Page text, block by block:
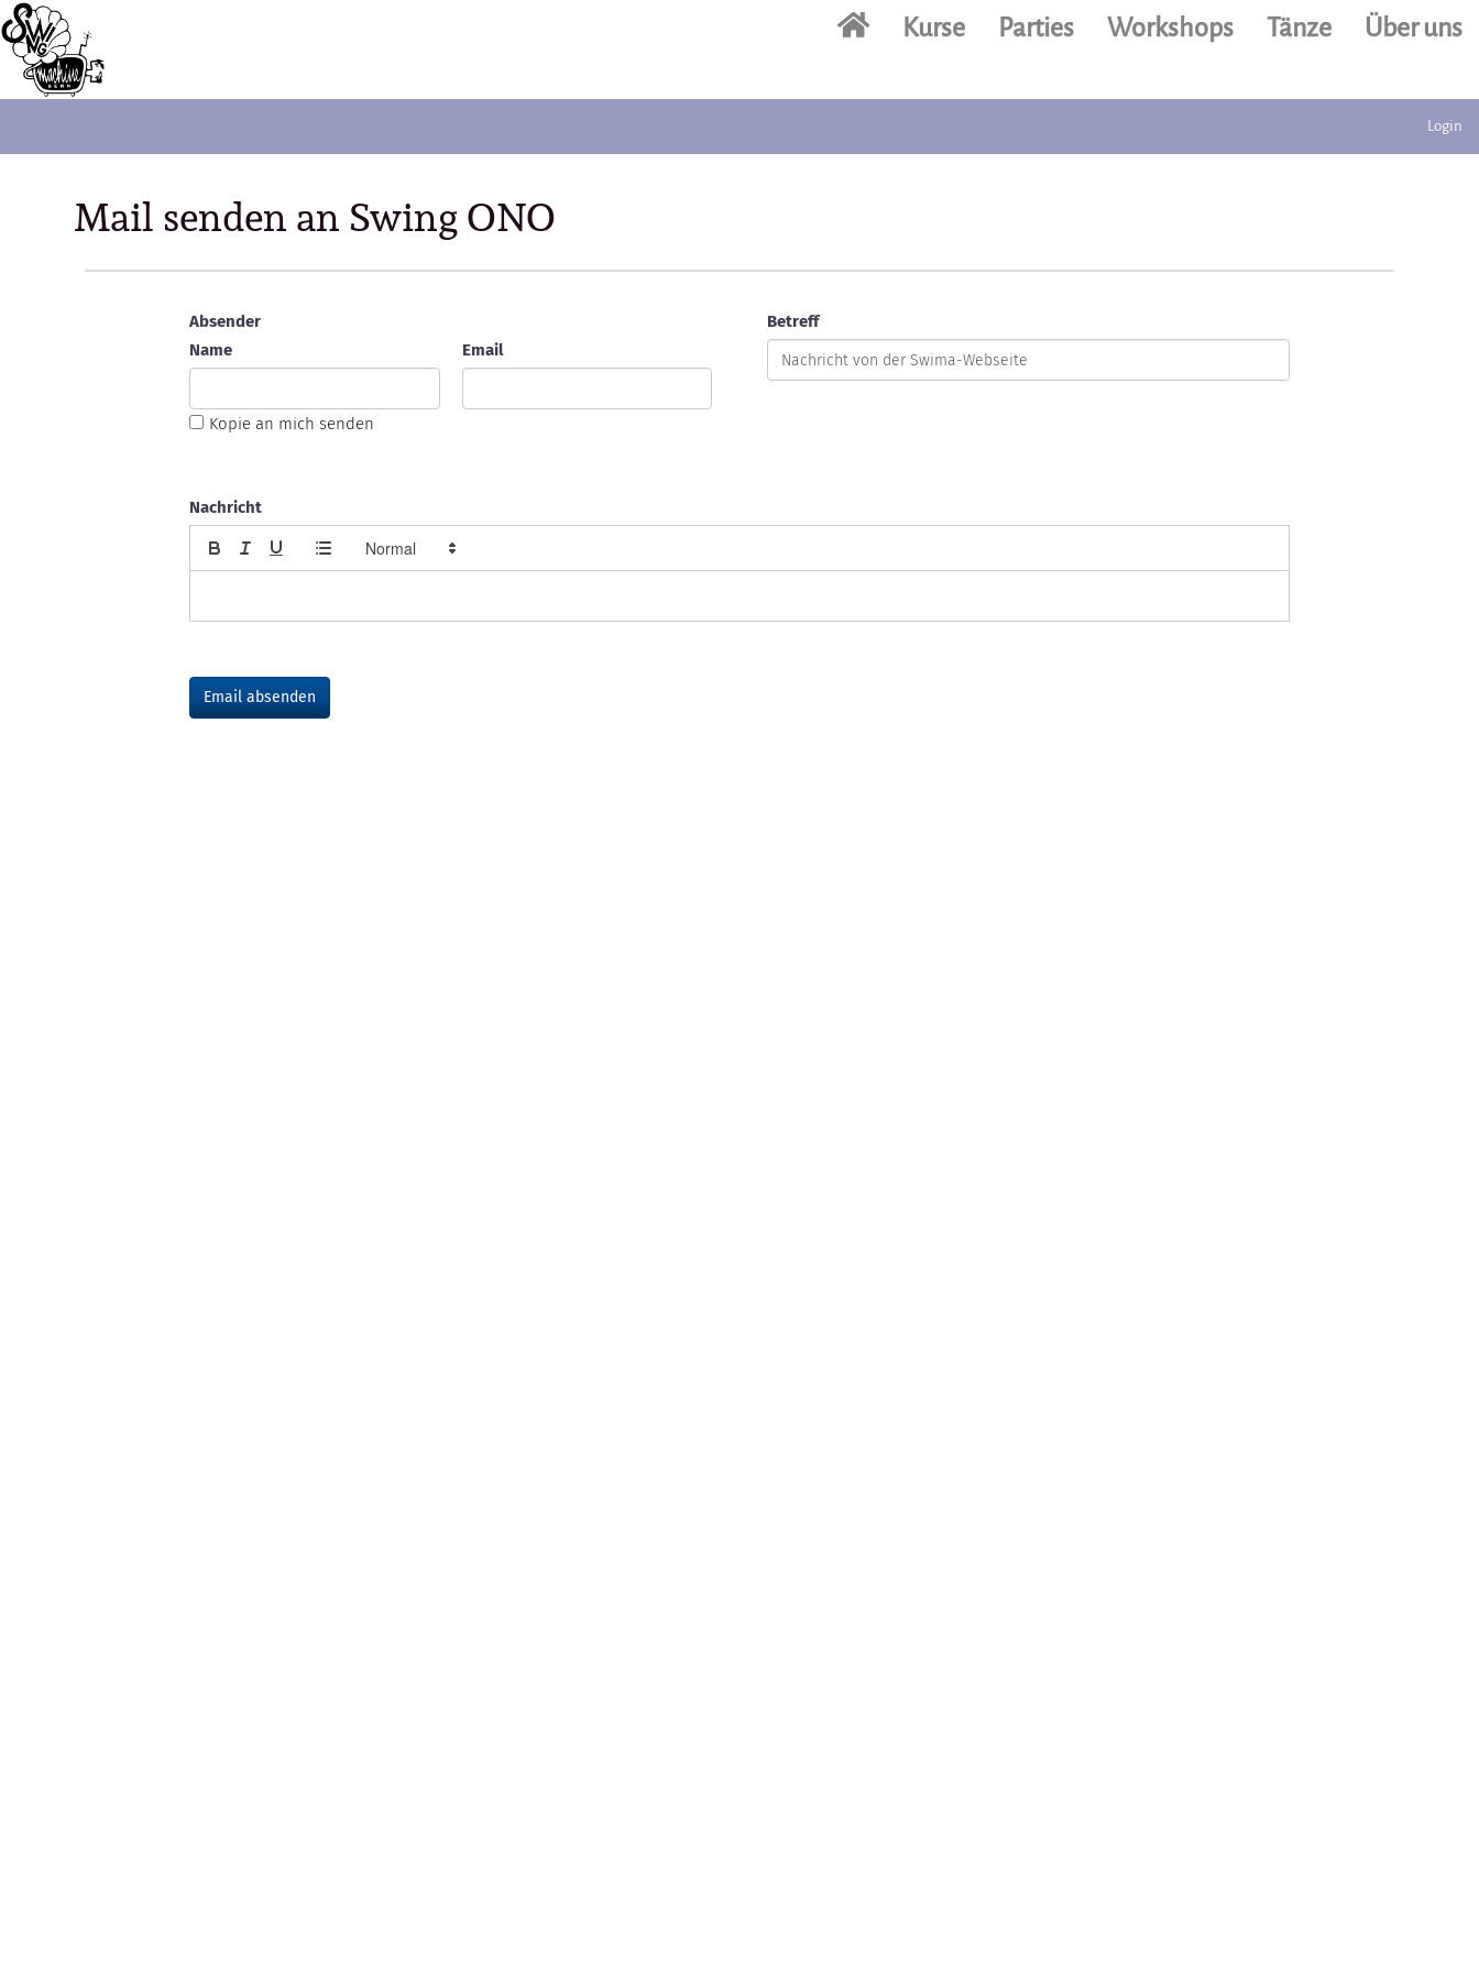
Kurse Parties Workshops Tänze Über uns
Login
Mail senden an Swing ONO
Absender
Name
Email
Kopie an mich senden
Betreff
Nachricht